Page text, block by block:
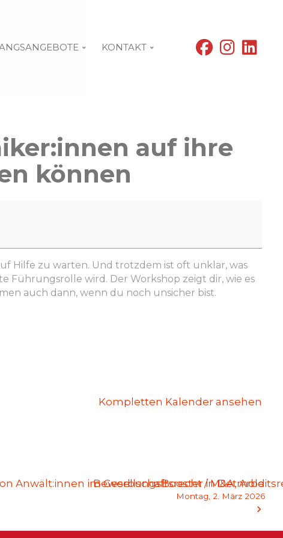
KONTAKT
fab
fa-
fab
fa-
fab
fa-
auf ihre
können
Hilfe zu warten. Und trotzdem ist oft unklar, was
Führungsrolle wird. Der Workshop zeigt dir, wie es
auch dann, wenn du noch unsicher bist.
Kompletten Kalender ansehen
Anwält:innen im Gesellschaftsrecht / M&A,
BewerbungsBooster in Detmold
Montag, 2. März 2026